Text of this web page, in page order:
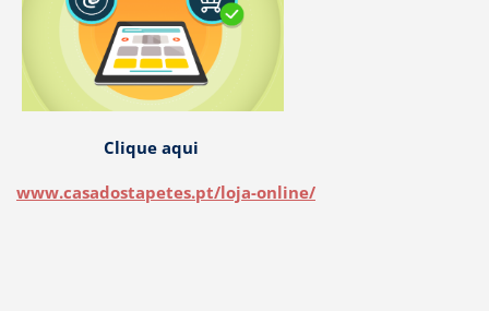
Clique aqui
www.casadostapetes.pt/loja-online/